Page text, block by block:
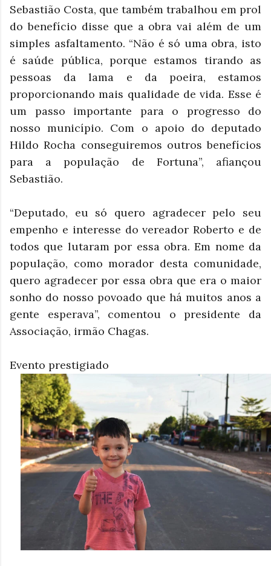
Sebastião Costa, que também trabalhou em prol
do benefício disse que a obra vai além de um
simples asfaltamento. “Não é só uma obra, isto
é saúde pública, porque estamos tirando as
pessoas da lama e da poeira, estamos
proporcionando mais qualidade de vida. Esse é
um passo importante para o progresso do
nosso município. Com o apoio do deputado
Hildo Rocha conseguiremos outros benefícios
para a população de Fortuna”, afiançou
Sebastião.
“Deputado, eu só quero agradecer pelo seu
empenho e interesse do vereador Roberto e de
todos que lutaram por essa obra. Em nome da
população, como morador desta comunidade,
quero agradecer por essa obra que era o maior
sonho do nosso povoado que há muitos anos a
gente esperava”, comentou o presidente da
Associação, irmão Chagas.
Evento prestigiado